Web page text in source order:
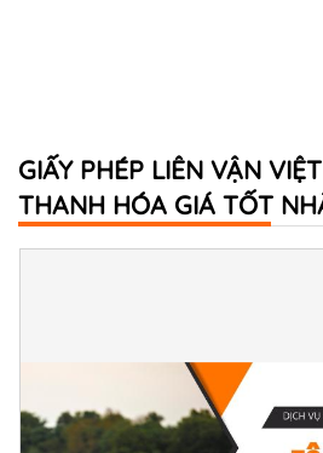
GIẤY PHÉP LIÊN VẬN
THANH HÓA GIÁ TỐT